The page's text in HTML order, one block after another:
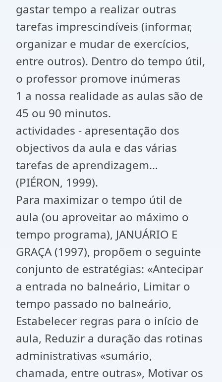
gastar tempo a realizar outras
tarefas imprescindíveis (informar,
organizar e mudar de exercícios,
entre outros). Dentro do tempo útil,
o professor promove inúmeras
1 a nossa realidade as aulas são de
45 ou 90 minutos.
actividades - apresentação dos
objectivos da aula e das várias
tarefas de aprendizagem…
(PIÉRON, 1999).
Para maximizar o tempo útil de
aula (ou aproveitar ao máximo o
tempo programa), JANUÁRIO E
GRAÇA (1997), propõem o seguinte
conjunto de estratégias: «Antecipar
a entrada no balneário, Limitar o
tempo passado no balneário,
Estabelecer regras para o início de
aula, Reduzir a duração das rotinas
administrativas «sumário,
chamada, entre outras», Motivar os